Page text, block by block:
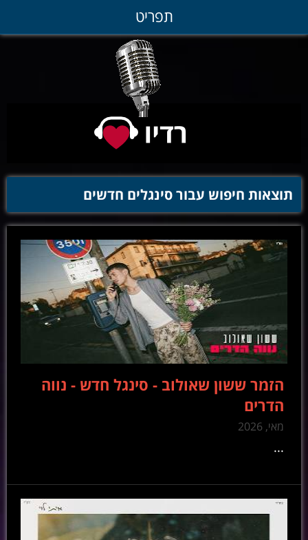
תפריט
תוצאות חיפוש עבור סינגלים חדשים
הזמר ששון שאולוב - סינגל חדש - נווה
הדרים
מאי, 2026
...